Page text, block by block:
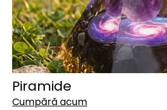
Piramide
Cumpără acum